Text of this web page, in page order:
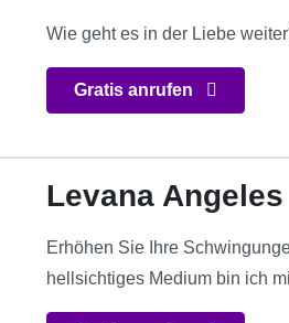
Wie geht es in der Liebe
Gratis anrufen
Levana Angeles
Erhöhen Sie Ihre
hellsichtiges Medium bin ich